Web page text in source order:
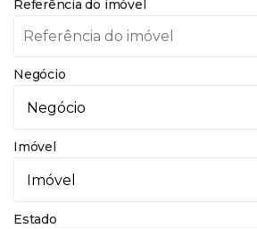
Referência do imóvel
Negócio
Imóvel
Estado